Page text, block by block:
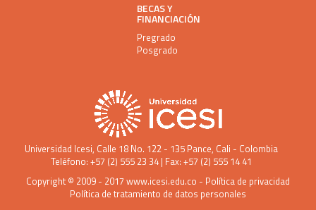
BECAS Y
FINANCIACIÓN
Pregrado
Posgrado
Universidad Icesi, Calle 18 No. 122 - 135 Pance, Cali - Colombia
Teléfono: +57 (2) 555 23 34 | Fax: +57 (2) 555 14 41
Copyright © 2009 - 2017 www.icesi.edu.co - Política de privacidad
Política de tratamiento de datos personales